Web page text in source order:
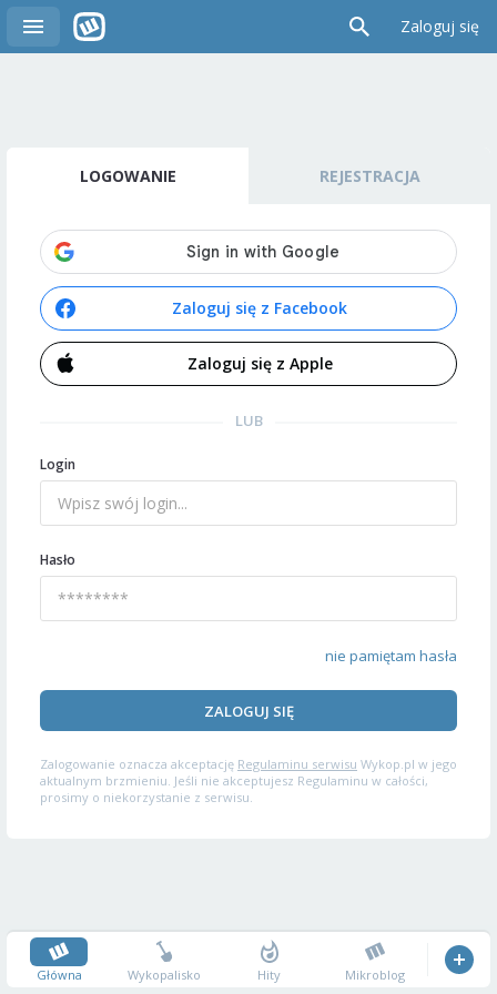
Zaloguj się
LOGOWANIE REJESTRACJA
Zaloguj się z Facebook
Zaloguj się z Apple
LUB
Login
Hasło
nie pamiętam hasła
ZALOGUJ SIĘ
Zalogowanie oznacza akceptację Regulaminu serwisu Wykop.pl w jego
aktualnym brzmieniu. Jeśli nie akceptujesz Regulaminu w całości,
prosimy o niekorzystanie z serwisu.
Główna Wykopalisko Hity Mikroblog